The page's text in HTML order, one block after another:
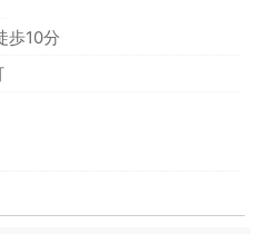
歩10分